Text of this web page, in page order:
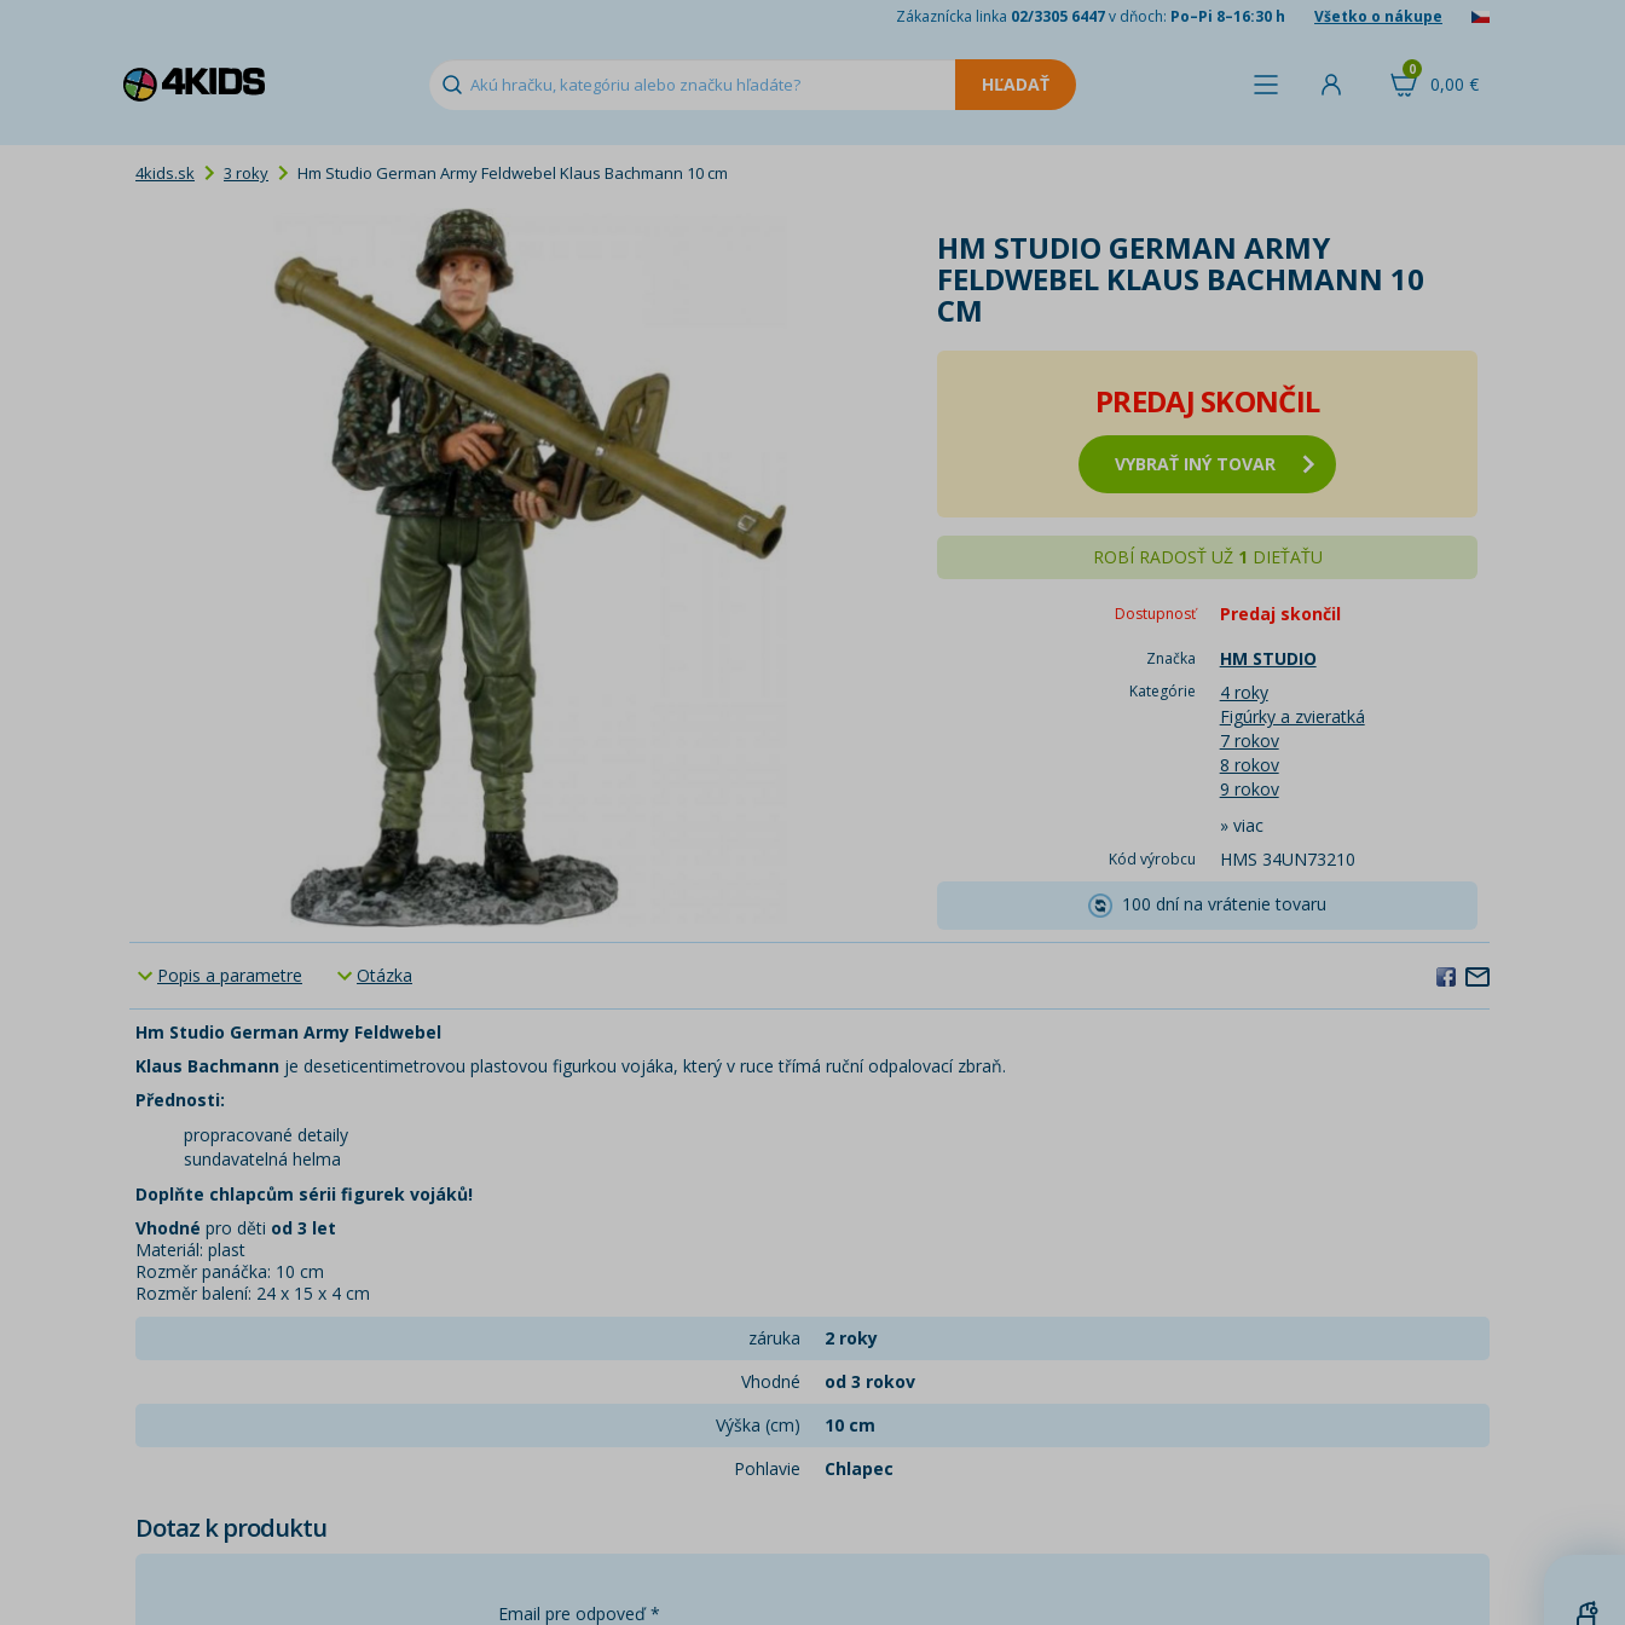
Zákaznícka linka 02/3305 6447v dňoch: Po–Pi 8–16:30 h Všetko o nákupe
0,00 €
0
4kids.sk 3 roky Hm Studio German Army Feldwebel Klaus Bachmann 10 cm
HM STUDIO GERMAN ARMY
FELDWEBEL KLAUS BACHMANN 10
CM
PREDAJ SKONČIL
VYBRAŤ INÝ TOVAR
ROBÍ RADOSŤ UŽ 1 DIEŤAŤU
Dostupnosť Predaj skončil
Značka HM STUDIO
Kategórie
4 roky
Figúrky a zvieratká
7 rokov
8 rokov
9 rokov
» viac
Kód výrobcu
HMS 34UN73210
100 dní na vrátenie tovaru
Popis a parametre Otázka
Hm Studio German Army Feldwebel
Klaus Bachmann je deseticentimetrovou plastovou figurkou vojáka, který v ruce třímá ruční odpalovací zbraň.
Přednosti:
propracované detaily
sundavatelná helma
Doplňte chlapcům sérii figurek vojáků!
Vhodné pro děti od 3 let
Materiál: plast
Rozměr panáčka: 10 cm
Rozměr balení: 24 x 15 x 4 cm
záruka
2 roky
Vhodné
od 3 rokov
Výška (cm)
10 cm
Pohlavie
Chlapec
Dotaz k produktu
Email pre odpoveď *